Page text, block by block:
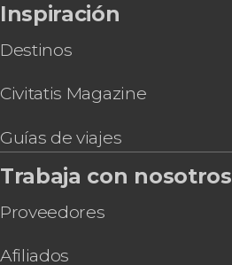
Inspiración
Destinos
Civitatis Magazine
Guías de viajes
Trabaja con nosotros
Proveedores
Afiliados